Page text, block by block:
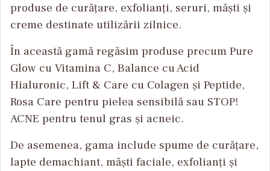
produse de curățare, exfolianți, seruri, măști și
creme destinate utilizării zilnice.
În această gamă regăsim produse precum Pure
Glow cu Vitamina C, Balance cu Acid
Hialuronic, Lift & Care cu Colagen și Peptide,
Rosa Care pentru pielea sensibilă sau STOP!
ACNE pentru tenul gras și acneic.
De asemenea, gama include spume de curățare,
lapte demachiant, măști faciale, exfolianți și